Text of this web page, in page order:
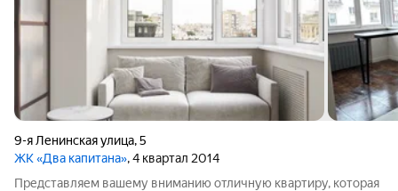
9-я Ленинская улица,5
ЖК «Два капитана», 4 квартал 2014
Представляем вашему вниманию отличную квартиру, которая